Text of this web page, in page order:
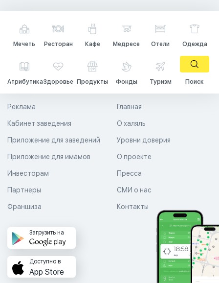
Мечеть Ресторан Кафе Медресе Отели Одежда
АтрибутикаЗдоровье Продукты Фонды Туризм Поиск
Главная
О халяль
Уровни доверия
Реклама
Кабинет заведения
Приложение для заведений
Приложение для имамов О проекте
Пресса
СМИ о нас
Контакты
Инвесторам
Партнеры
Франшиза
Загрузить на
Доступно в
App Store